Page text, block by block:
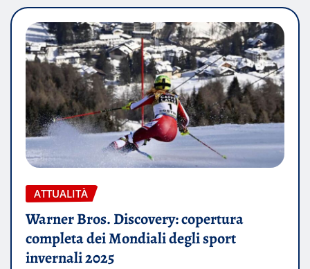
ATTUALITÀ
Warner Bros. Discovery: copertura
completa dei Mondiali degli sport
invernali 2025